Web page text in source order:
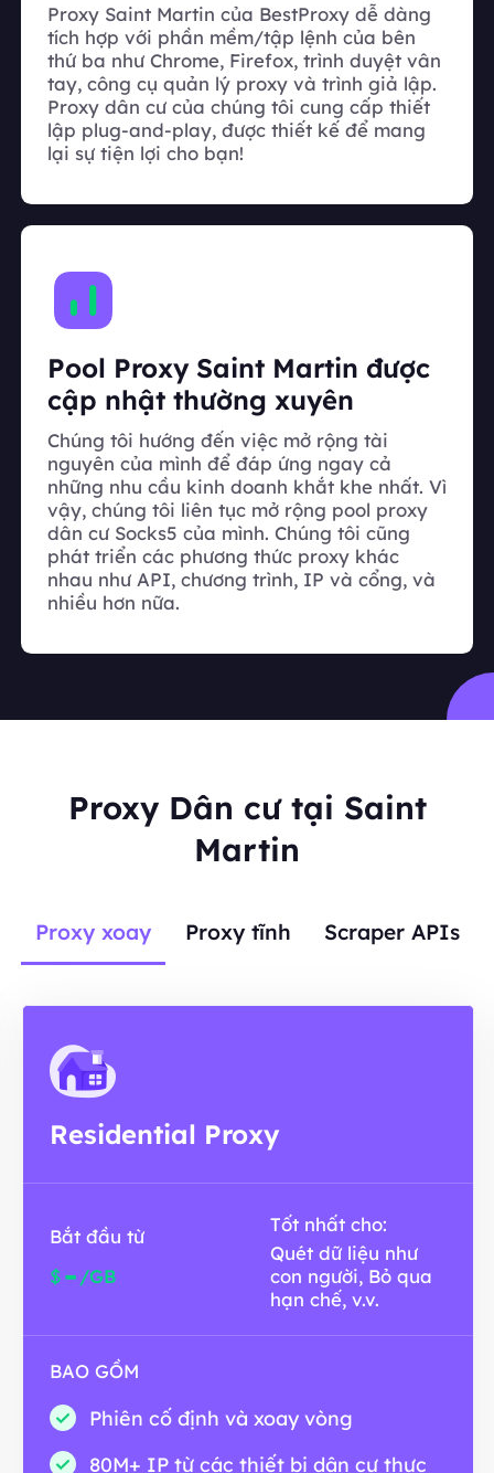
Proxy Saint Martin của BestProxy dễ dàng
tích hợp với phần mềm/tập lệnh của bên
thứ ba như Chrome, Firefox, trình duyệt vân
tay, công cụ quản lý proxy và trình giả lập.
Proxy dân cư của chúng tôi cung cấp thiết
lập plug-and-play, được thiết kế để mang
lại sự tiện lợi cho bạn!
Pool Proxy Saint Martin được
cập nhật thường xuyên
Chúng tôi hướng đến việc mở rộng tài
nguyên của mình để đáp ứng ngay cả
những nhu cầu kinh doanh khắt khe nhất. Vì
vậy, chúng tôi liên tục mở rộng pool proxy
dân cư Socks5 của mình. Chúng tôi cũng
phát triển các phương thức proxy khác
nhau như API, chương trình, IP và cổng, và
nhiều hơn nữa.
Proxy Dân cư tại Saint
Martin
Proxy xoay Proxy tĩnh Scraper APIs
Residential Proxy
Bắt đầu từ
$- /GB
Tốt nhất cho:
Quét dữ liệu như
con người, Bỏ qua
hạn chế, v.v.
BAO GỒM
Phiên cố định và xoay vòng
80M+ IP từ các thiết bị dân cư thực